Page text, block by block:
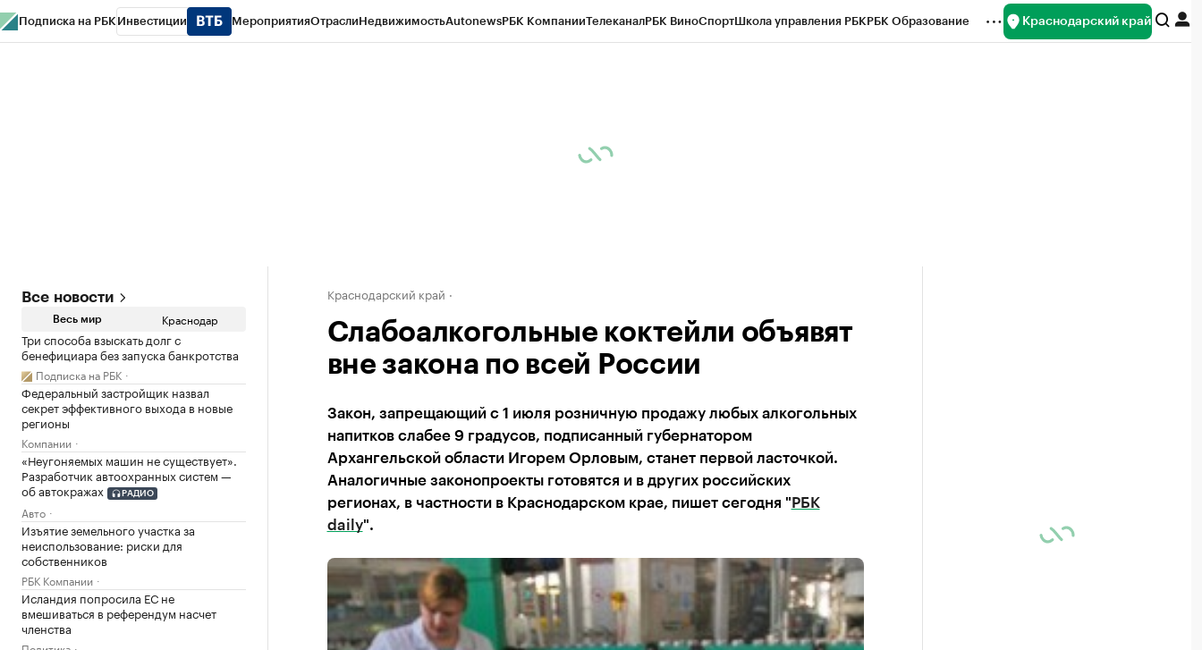
Подписка на РБК Инвестиции МероприятияОтраслиНедвижимостьAutonewsРБК КомпанииТелеканалРБК ВиноСпортШкола управления РБКРБК Образование Краснодарский край
Все новости
Весь мир Краснодар
Три способа взыскать долг с
бенефициара без запуска банкротства
Подписка на РБК
Федеральный застройщик назвал
секрет эффективного выхода в новые
регионы
Компании
«Неугоняемых машин не существует».
Разработчик автоохранных систем —
об автокражах
РАДИО
Авто
Изъятие земельного участка за
неиспользование: риски для
собственников
РБК Компании
Исландия попросила ЕС не
вмешиваться в референдум насчет
членства
Краснодарский край
Слабоалкогольные коктейли объявят
вне закона по всей России
Закон, запрещающий с 1 июля розничную продажу любых алкогольных
напитков слабее 9 градусов, подписанный губернатором
Архангельской области Игорем Орловым, станет первой ласточкой.
Аналогичные законопроекты готовятся и в других российских
регионах, в частности в Краснодарском крае, пишет сегодня " РБК
daily".